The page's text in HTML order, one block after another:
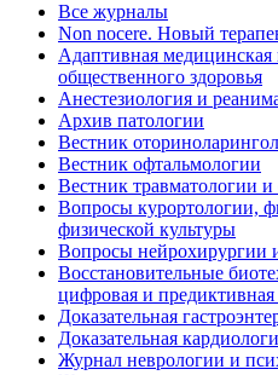
Все журналы
Non nocere. Новый
Адаптивная
общественного здоровья
Анестезиология и
Архив патологии
Вестник
Вестник офтальмологии
Вестник травматологии
Вопросы курортологии,
физической культуры
Вопросы нейрохирургии
Восстановительные
цифровая и
Доказательная
Доказательная
Журнал неврологии и